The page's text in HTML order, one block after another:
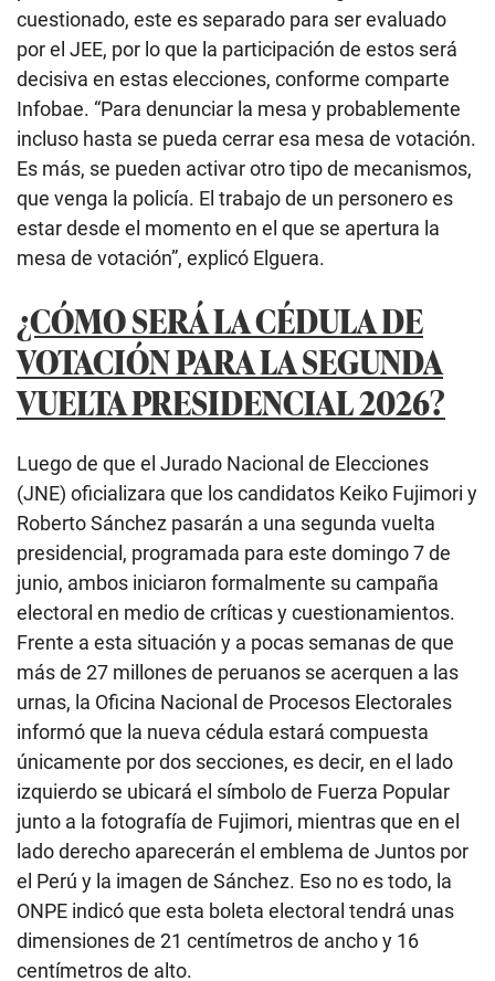
cuestionado, este es separado para ser evaluado
por el JEE, por lo que la participación de estos será
decisiva en estas elecciones, conforme comparte
Infobae. “Para denunciar la mesa y probablemente
incluso hasta se pueda cerrar esa mesa de votación.
Es más, se pueden activar otro tipo de mecanismos,
que venga la policía. El trabajo de un personero es
estar desde el momento en el que se apertura la
mesa de votación”, explicó Elguera.
¿CÓMO SERÁ LA CÉDULA DE
VOTACIÓN PARA LA SEGUNDA
VUELTA PRESIDENCIAL 2026?
Luego de que el Jurado Nacional de Elecciones
(JNE) oficializara que los candidatos Keiko Fujimori y
Roberto Sánchez pasarán a una segunda vuelta
presidencial, programada para este domingo 7 de
junio, ambos iniciaron formalmente su campaña
electoral en medio de críticas y cuestionamientos.
Frente a esta situación y a pocas semanas de que
más de 27 millones de peruanos se acerquen a las
urnas, la Oficina Nacional de Procesos Electorales
informó que la nueva cédula estará compuesta
únicamente por dos secciones, es decir, en el lado
izquierdo se ubicará el símbolo de Fuerza Popular
junto a la fotografía de Fujimori, mientras que en el
lado derecho aparecerán el emblema de Juntos por
el Perú y la imagen de Sánchez. Eso no es todo, la
ONPE indicó que esta boleta electoral tendrá unas
dimensiones de 21 centímetros de ancho y 16
centímetros de alto.